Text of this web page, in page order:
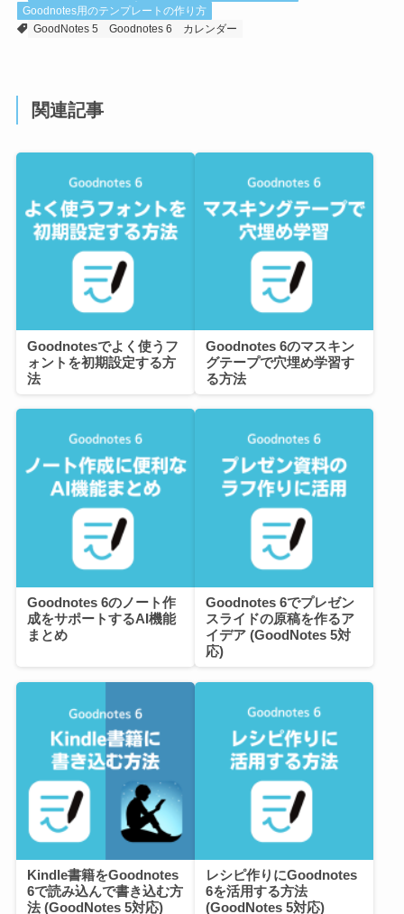
Goodnotes用のテンプレートの作り方
GoodNotes 5
Goodnotes 6 カレンダー
関連記事
Goodnotesでよく使うフ
ォントを初期設定する方
法
Goodnotes 6のマスキン
グテープで穴埋め学習す
る方法
Goodnotes 6のノート作
成をサポートするAI機能
まとめ
Goodnotes 6でプレゼン
スライドの原稿を作るア
イデア (GoodNotes 5対
応)
Kindle書籍をGoodnotes
6で読み込んで書き込む方
法 (GoodNotes 5対応)
レシピ作りにGoodnotes
6を活用する方法
(GoodNotes 5対応)